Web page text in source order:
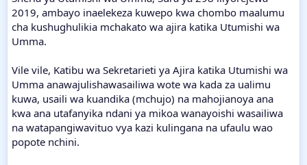
2019, ambayo inaelekeza kuwepo kwa chombo maalumu
cha kushughulikia mchakato wa ajira katika Utumishi wa
Umma.
Vile vile, Katibu wa Sekretarieti ya Ajira katika Utumishi wa
Umma anawajulishawasailiwa wote wa kada za ualimu
kuwa, usaili wa kuandika (mchujo) na mahojianoya ana
kwa ana utafanyika ndani ya mikoa wanayoishi wasailiwa
na watapangiwavituo vya kazi kulingana na ufaulu wao
popote nchini.